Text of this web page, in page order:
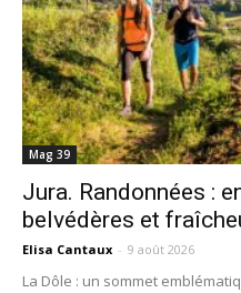
Mag 39
Jura. Randonnées :
belvédères et
Elisa Cantaux - 9 août 2026
La Dôle : un sommet